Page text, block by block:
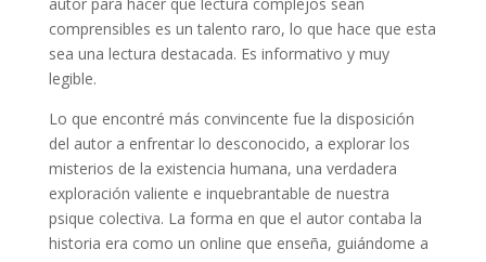
comprensibles es un talento raro, lo que hace que esta
sea una lectura destacada. Es informativo y muy
legible.
Lo que encontré más convincente fue la disposición
del autor a enfrentar lo desconocido, a explorar los
misterios de la existencia humana, una verdadera
exploración valiente e inquebrantable de nuestra
psique colectiva. La forma en que el autor contaba la
historia era como un online que enseña, guiándome a